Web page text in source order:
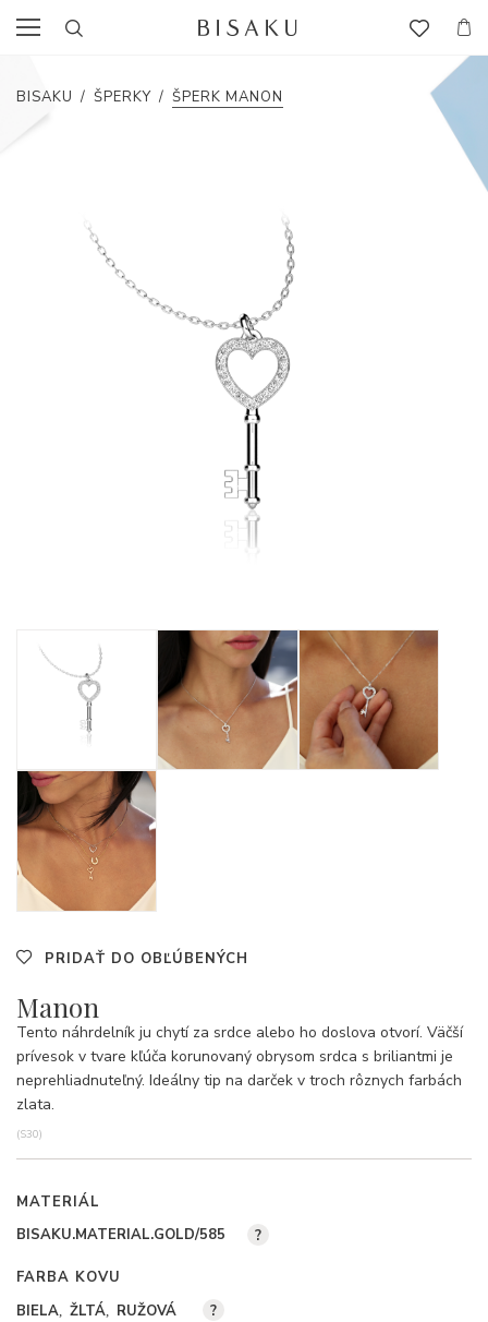
BISAKU / ŠPERKY / ŠPERK MANON
PRIDAŤ DO OBĽÚBENÝCH
Manon
Tento náhrdelník ju chytí za srdce alebo ho doslova otvorí. Väčší
prívesok v tvare kľúča korunovaný obrysom srdca s briliantmi je
neprehliadnuteľný. Ideálny tip na darček v troch rôznych farbách
zlata.
(S30)
MATERIÁL
BISAKU.MATERIAL.GOLD/585
?
FARBA KOVU
BIELA ŽLTÁ RUŽOVÁ ?